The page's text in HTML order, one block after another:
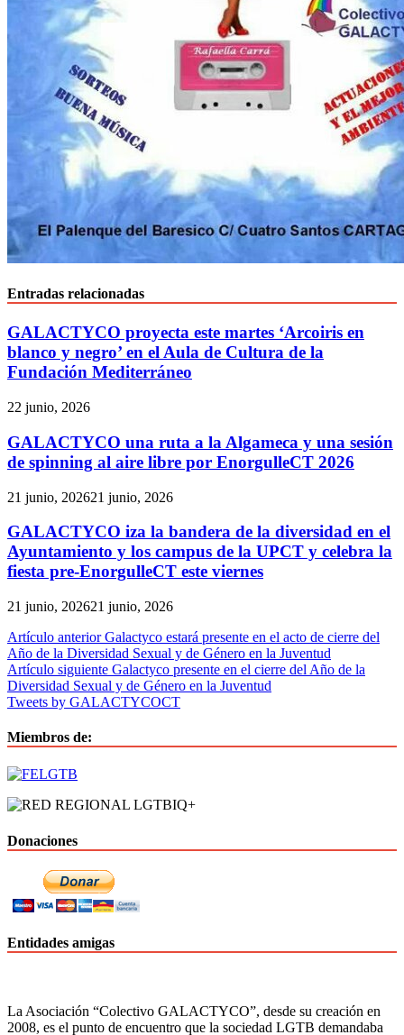
Entradas relacionadas
GALACTYCO proyecta este martes ‘Arcoiris en
blanco y negro’ en el Aula de Cultura de la
Fundación Mediterráneo
22 junio, 2026
GALACTYCO una ruta a la Algameca y una sesión
de spinning al aire libre por EnorgulleCT 2026
21 junio, 202621 junio, 2026
GALACTYCO iza la bandera de la diversidad en el
Ayuntamiento y los campus de la UPCT y celebra la
fiesta pre-EnorgulleCT este viernes
21 junio, 202621 junio, 2026
Navegación
de
entradas
Artículo anterior Galactyco estará presente en el acto de cierre del
Año de la Diversidad Sexual y de Género en la Juventud
Artículo siguiente Galactyco presente en el cierre del Año de la
Diversidad Sexual y de Género en la Juventud
Tweets by GALACTYCOCT
Miembros de:
Donaciones
Entidades amigas
La Asociación “Colectivo GALACTYCO”, desde su creación en
2008, es el punto de encuentro que la sociedad LGTB demandaba